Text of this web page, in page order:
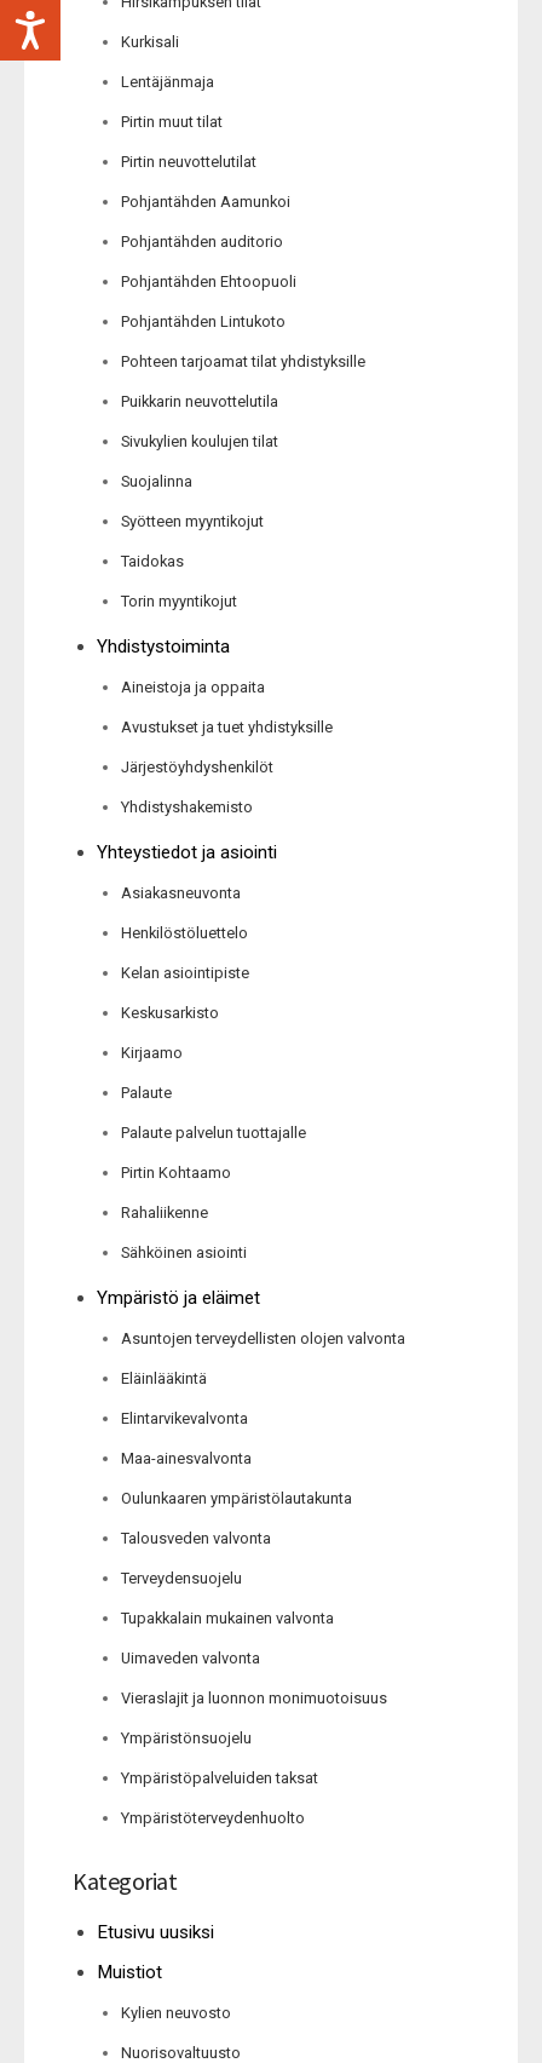
Kurkisali
Lentäjänmaja
Pirtin muut tilat
Pirtin neuvottelutilat
Pohjantähden Aamunkoi
Pohjantähden auditorio
Pohjantähden Ehtoopuoli
Pohjantähden Lintukoto
Pohteen tarjoamat tilat yhdistyksille
Puikkarin neuvottelutila
Sivukylien koulujen tilat
Suojalinna
Syötteen myyntikojut
Taidokas
Torin myyntikojut
Yhdistystoiminta
Aineistoja ja oppaita
Avustukset ja tuet yhdistyksille
Järjestöyhdyshenkilöt
Yhdistyshakemisto
Yhteystiedot ja asiointi
Asiakasneuvonta
Henkilöstöluettelo
Kelan asiointipiste
Keskusarkisto
Kirjaamo
Palaute
Palaute palvelun tuottajalle
Pirtin Kohtaamo
Rahaliikenne
Sähköinen asiointi
Ympäristö ja eläimet
Asuntojen terveydellisten olojen valvonta
Eläinlääkintä
Elintarvikevalvonta
Maa-ainesvalvonta
Oulunkaaren ympäristölautakunta
Talousveden valvonta
Terveydensuojelu
Tupakkalain mukainen valvonta
Uimaveden valvonta
Vieraslajit ja luonnon monimuotoisuus
Ympäristönsuojelu
Ympäristöpalveluiden taksat
Ympäristöterveydenhuolto
Kategoriat
Etusivu uusiksi
Muistiot
Kylien neuvosto
Nuorisovaltuusto